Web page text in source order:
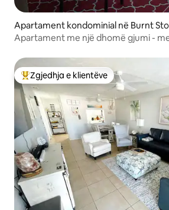
Apartament kondominial në Burnt
a
Apartament me një dhomë gjumi -
Më të mirat e zgjedhjeve të klientëve
Zgjedhja e klientëve